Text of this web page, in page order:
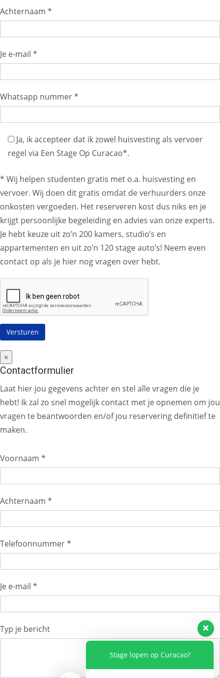
Achternaam *
Je e-mail *
Whatsapp nummer *
Ja, ik accepteer dat ik zowel huisvesting als vervoer
regel via Een Stage Op Curacao*.
* Wij helpen studenten gratis met o.a. huisvesting en
vervoer. Wij doen dit gratis omdat de verhuurders onze
onkosten vergoeden. Het reserveren kost dus niks en je
krijgt persoonlijke begeleiding en advies van onze experts.
Je hebt keuze uit zo’n 200 kamers, studio’s en
appartementen en uit zo’n 120 stage auto’s! Neem even
contact op als je hier nog vragen over hebt.
×
Contactformulier
Laat hier jou gegevens achter en stel alle vragen die je
hebt! Ik zal zo snel mogelijk contact met je opnemen om jou
vragen te beantwoorden en/of jou reservering definitief te
maken.
Voornaam *
Achternaam *
Telefoonnummer *
Je e-mail *
Typ je bericht
Stage lopen op Curacao?